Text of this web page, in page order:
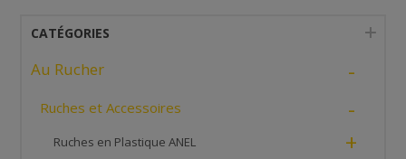
CATÉGORIES
Au Rucher -
Ruches et Accessoires -
Ruches en Plastique ANEL +